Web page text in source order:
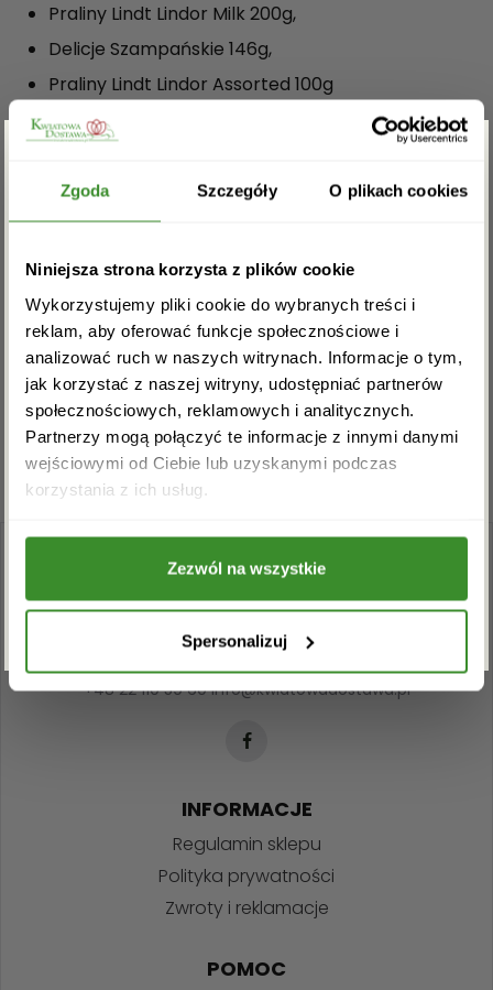
Zgoda Szczegóły O plikach cookies
Niniejsza strona korzysta z plików cookie
Wykorzystujemy pliki cookie do wybranych treści i
reklam, aby oferować funkcje społecznościowe i
analizować ruch w naszych witrynach. Informacje o tym,
jak korzystać z naszej witryny, udostępniać partnerów
społecznościowych, reklamowych i analitycznych.
Partnerzy mogą połączyć te informacje z innymi danymi
wejściowymi od Ciebie lub uzyskanymi podczas
korzystania z ich usług.
Zezwól na wszystkie
Spersonalizuj
Praliny Lindt Lindor Milk 200g,
Delicje Szampańskie 146g,
Praliny Lindt Lindor Assorted 100g
Martini Bianco 14,4% 0,5l
OPINIE
Musisz sięzalogować, aby dodać opinię.
+48 22 110 59 60 info@kwiatowadostawa.pl
INFORMACJE
Regulamin sklepu
Polityka prywatności
Zwroty i reklamacje
POMOC
Zgarnij rabat -5%
Zapisz się do newslettera i zgarnij
rabat na pierwsze zakupy!
Akceptuję regulamin i wyrażam zgodę na
przetwarzanie powyższych danych osobowych
ZAPISZ SIĘ